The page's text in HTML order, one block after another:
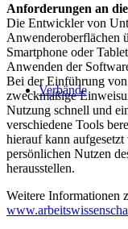
Verbände
Anforderungen an
Die Entwickler von
Anwenderoberflächen
Smartphone oder
Anwenden der
Bei der Einführung
zweckmäßige
Nutzung schnell und
verschiedene Tools
hierauf kann
persönlichen Nutzen
herausstellen.
Weitere Informationen